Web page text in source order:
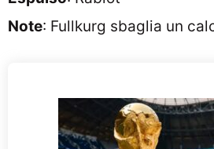
Note: Fullkurg sbaglia un